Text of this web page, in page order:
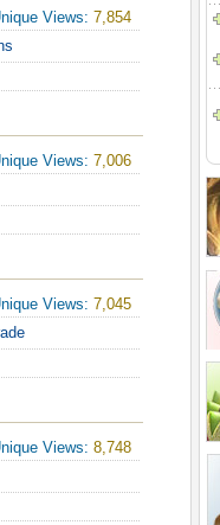
Views: 7,854
Views: 7,006
Views: 7,045
Views: 8,748